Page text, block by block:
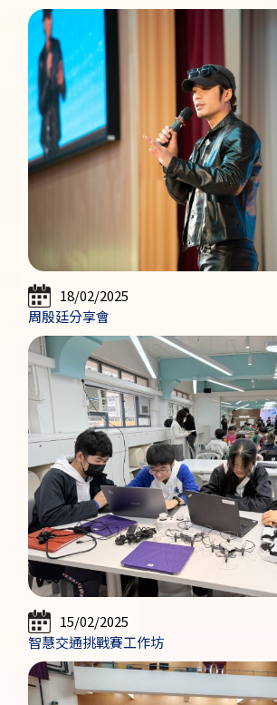
18/02/2025
周殷廷分享會
15/02/2025
智慧交通挑戰賽工作坊